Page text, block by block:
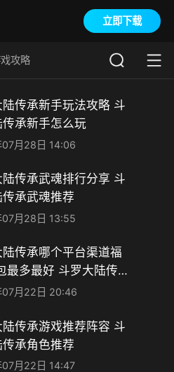
立即下载
攻略
陆传承新手玩法攻略 斗
传承新手怎么玩
月28日 14:06
陆传承武魂排行分享 斗
传承武魂推荐
月28日 13:55
陆传承哪个平台渠道福
最多最好 斗罗大陆传承
享月22日 20:46
陆传承游戏推荐阵容 斗
传承角色推荐
月22日 14:47